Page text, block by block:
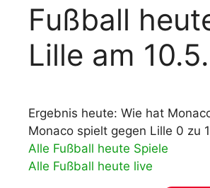
Adidas Trionda: offizielle WM 2026
Spielball
WM 2026 Qualifikation in Europa:
& Spielplan
Fußball
Lille am
Ergebnis heute: Wie hat
Monaco spielt gegen Lille 0 zu 1
Alle Fußball heute Spiele
Alle Fußball heute live